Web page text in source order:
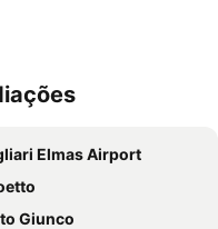
Elmas Airport
Giunco